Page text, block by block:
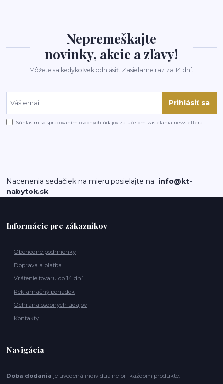
Nepremeškajte
novinky, akcie a zľavy!
Môžete sa kedykoľvek odhlásiť. Zasielame raz za 14 dní.
Prihlásiť sa
Súhlasím sospracovaním osobných údajov za účelom zasielania newslettera.
Nacenenia sedačiek na mieru posielajte na info@kt-
nabytok.sk
Informácie pre zákazníkov
Obchodné podmienky
Doprava a platba
Vrátenie tovaru do 14 dní
Reklamačný poriadok
Ochrana osobných údajov
Kontakty
Navigácia
Doba dodania je uvedená individuálne pri každom produkte.